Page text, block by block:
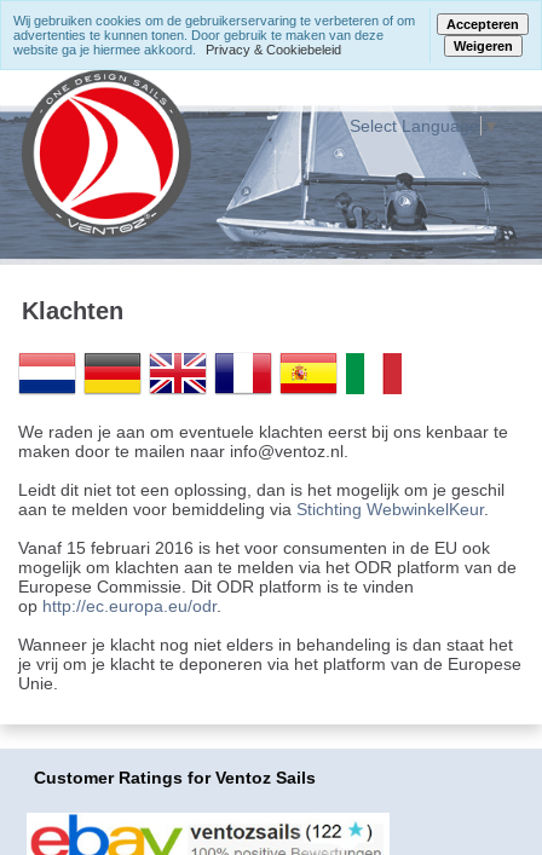
Select Language ▼
Klachten
We raden je aan om eventuele klachten eerst bij ons kenbaar te
maken door te mailen naar info@ventoz.nl.
Leidt dit niet tot een oplossing, dan is het mogelijk om je geschil
aan te melden voor bemiddeling via Stichting WebwinkelKeur.
Vanaf 15 februari 2016 is het voor consumenten in de EU ook
mogelijk om klachten aan te melden via het ODR platform van de
Europese Commissie. Dit ODR platform is te vinden
op http://ec.europa.eu/odr.
Wanneer je klacht nog niet elders in behandeling is dan staat het
je vrij om je klacht te deponeren via het platform van de Europese
Unie.
Customer Ratings for Ventoz Sails
Wij gebruiken cookies om de gebruikerservaring te verbeteren of om
advertenties te kunnen tonen. Door gebruik te maken van deze
website ga je hiermee akkoord.
Privacy & Cookiebeleid
Accepteren
Weigeren